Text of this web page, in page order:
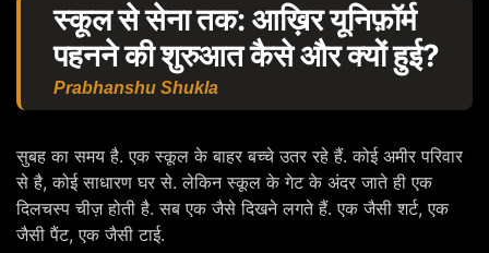
स्कूल से सेना तक: आख़िर यूनिफ़ॉर्म
पहनने की शुरुआत कैसे और क्यों हुई?
Prabhanshu Shukla
सुबह का समय है. एक स्कूल के बाहर बच्चे उतर रहे हैं. कोई अमीर परिवार
से है, कोई साधारण घर से. लेकिन स्कूल के गेट के अंदर जाते ही एक
दिलचस्प चीज़ होती है. सब एक जैसे दिखने लगते हैं. एक जैसी शर्ट, एक
जैसी पैंट, एक जैसी टाई.